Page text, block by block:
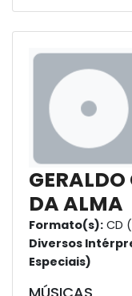
DA ALMA
Formato(s): CD
Diversos
Especiais)